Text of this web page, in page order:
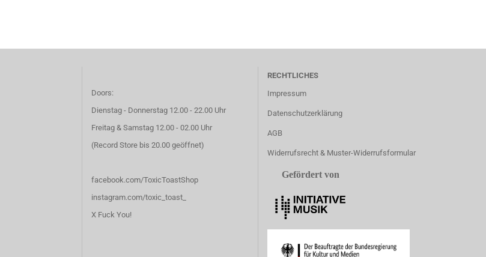
Doors:
Dienstag - Donnerstag 12.00 - 22.00 Uhr
Freitag & Samstag 12.00 - 02.00 Uhr
(Record Store bis 20.00 geöffnet)
facebook.com/ToxicToastShop
instagram.com/toxic_toast_
X Fuck You!
RECHTLICHES
Impressum
Datenschutzerklärung
AGB
Widerrufsrecht & Muster-Widerrufsformular
Gefördert von